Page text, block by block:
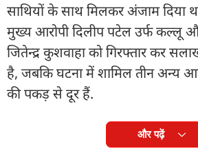
साथियों के साथ मिलकर अंजाम दिया
मुख्य आरोपी दिलीप पटेल उर्फ कल्लू
जितेन्द्र कुशवाहा को गिरफ्तार कर
है, जबकि घटना में शामिल तीन अन्य
की पकड़ से दूर हैं.
और पढ़ें